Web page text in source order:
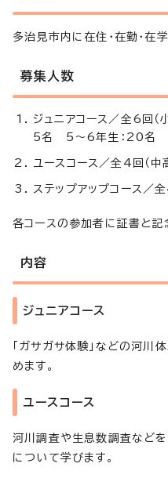
多治見市内に在住・在勤・在
募集人数
ジュニアコース／全6回
5名 5～6年生：20名
ユースコース／全4回（中
ステップアップコース／
各コースの参加者に証書と記
内容
ジュニアコース
「ガサガサ体験」などの河川
めます。
ユースコース
河川調査や生息数調査などを
について学びます。